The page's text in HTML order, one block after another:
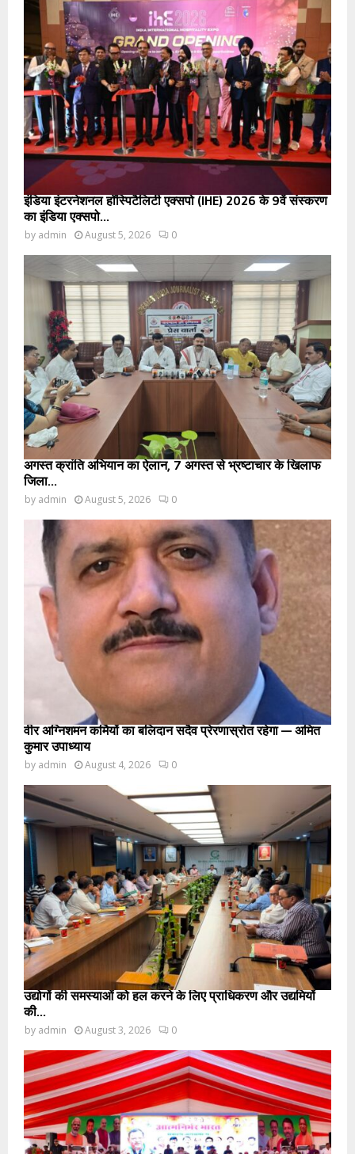
इंडिया इंटरनेशनल हॉस्पिटैलिटी एक्सपो (IHE) 2026 के 9वें संस्करण
का इंडिया एक्सपो...
by admin August 5, 2026 0
अगस्त क्रांति अभियान का ऐलान, 7 अगस्त से भ्रष्टाचार के खिलाफ
जिला...
by admin August 5, 2026 0
वीर अग्निशमन कर्मियों का बलिदान सदैव प्रेरणास्रोत रहेगा — अमित
कुमार उपाध्याय
by admin August 4, 2026 0
उद्योगों की समस्याओं को हल करने के लिए प्राधिकरण और उद्यमियों
की...
by admin August 3, 2026 0